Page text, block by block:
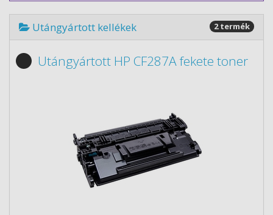
Utángyártott kellékek 2 termék
Utángyártott HP CF287A fekete toner